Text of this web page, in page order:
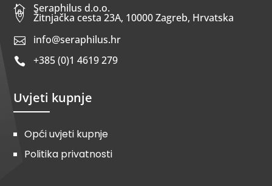
 Seraphilus d.o.o.
 Žitnjačka cesta 23A, 10000 Zagreb, Hrvatska
 info@seraphilus.hr
 +385 (0)1 4619 279
Uvjeti kupnje
Opći uvjeti kupnje
Politika privatnosti